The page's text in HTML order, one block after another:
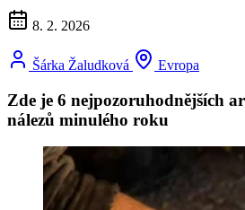
8. 2. 2026
Šárka Žaludková Evropa
Zde je 6 nejpozoruhodnějších
nálezů minulého roku